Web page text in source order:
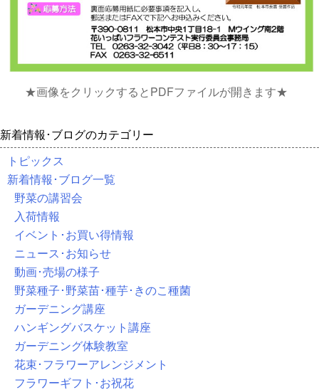
★画像をクリックするとPDFファイルが開きます★
新着情報･ブログのカテゴリー
トピックス
新着情報･ブログ一覧
野菜の講習会
入荷情報
イベント･お買い得情報
ニュース･お知らせ
動画･売場の様子
野菜種子･野菜苗･種芋･きのこ種菌
ガーデニング講座
ハンギングバスケット講座
ガーデニング体験教室
花束･フラワーアレンジメント
フラワーギフト･お祝花